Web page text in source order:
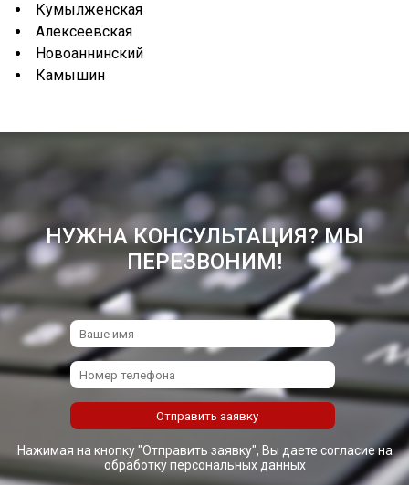
Кумылженская
Алексеевская
Новоаннинский
Камышин
НУЖНА КОНСУЛЬТАЦИЯ? МЫ
ПЕРЕЗВОНИМ!
Нажимая на кнопку "Отправить заявку", Вы даете согласие на
обработку персональных данных